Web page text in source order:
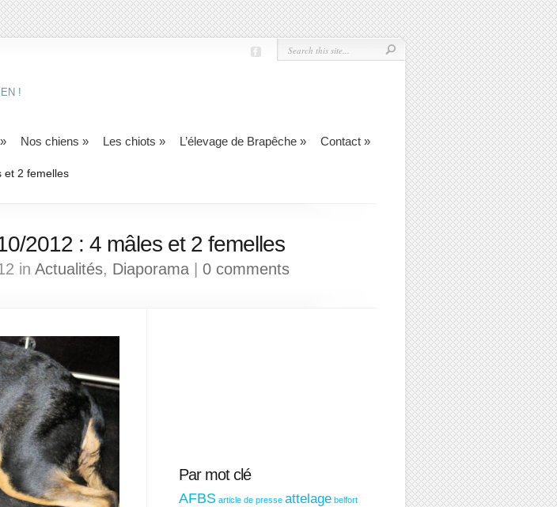
!
» Nos chiens » Les chiots » L’élevage de Brapêche » Contact »
et 2 femelles
2012 : 4 mâles et 2 femelles
in Actualités, Diaporama| 0 comments
Par mot clé
AFBS article de presse attelage belfort